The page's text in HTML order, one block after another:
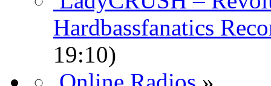
Hardbassfanatics
19:10)